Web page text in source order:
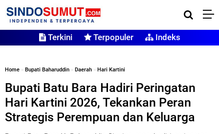
Terkini Terpopuler Indeks
Home » Bupati Baharuddin » Daerah » Hari Kartini
Bupati Batu Bara Hadiri Peringatan
Hari Kartini 2026, Tekankan Peran
Strategis Perempuan dan Keluarga